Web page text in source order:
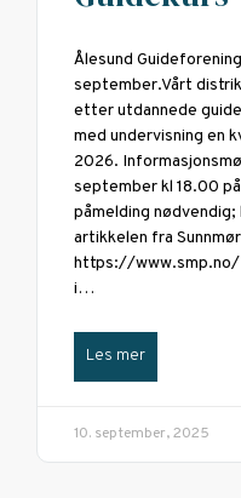
Ålesund
september.Vårt
etter utdannede
med undervisning en
2026.
september kl 18.00
påmelding
artikkelen fra
https://
i…
Les mer
10. september, 2025